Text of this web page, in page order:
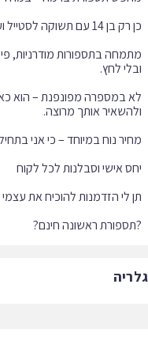
בתספורות מודרניות,
במספרה מפונפנת – הוא כאן
ראשונה חינם?